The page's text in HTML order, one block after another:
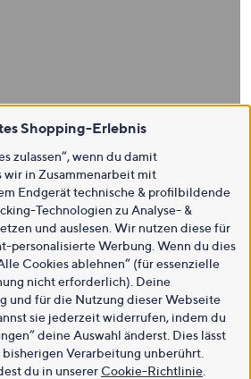
Shopping-Erlebnis
zulassen“, wenn du damit
wir in Zusammenarbeit mit
Endgerät technische & profilbildende
Technologien zu Analyse- &
und auslesen. Wir nutzen diese für
personalisierte Werbung. Wenn du dies
Cookies ablehnen“ (für essenzielle
nicht erforderlich). Deine
und für die Nutzung dieser Webseite
sie jederzeit widerrufen, indem du
deine Auswahl änderst. Dies lässt
Verarbeitung unberührt.
du in unsererCookie-Richtlinie